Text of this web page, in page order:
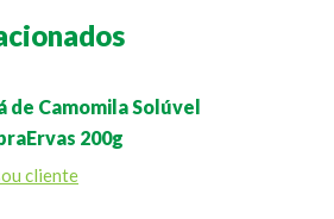
de Camomila Solúvel
200g
cliente